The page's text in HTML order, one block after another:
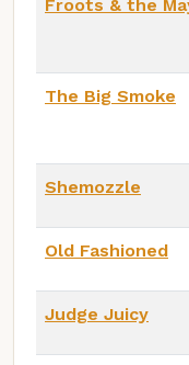
Froots & the
The Big Smoke
Shemozzle
Old Fashioned
Judge Juicy